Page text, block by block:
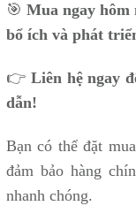
🎯Mua ngay hôm
bổ ích và phát
👉Liên hệ ngay
dẫn!
Bạn có thể đặt
đảm bảo hàng
nhanh chóng.